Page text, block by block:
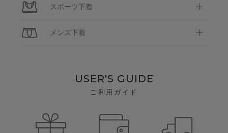
スポーツ下着
メンズ下着
USER'S GUIDE
ご利用ガイド